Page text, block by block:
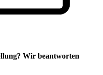
Wir beantworten